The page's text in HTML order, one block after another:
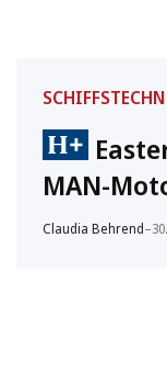
MAN-
Claudia Behrend–